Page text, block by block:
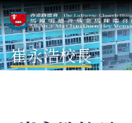
崔永浩校長